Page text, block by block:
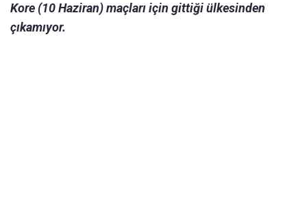
Kore (10 Haziran) maçları için gittiği ülkesinden
çıkamıyor.